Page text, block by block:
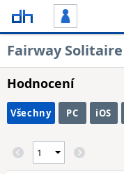
Fairway Solitaire
Hodnocení
Všechny PC iOS